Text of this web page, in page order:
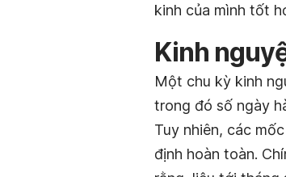
kinh của mình tốt
Kinh
Một chu kỳ kinh
trong đó số ngày
Tuy nhiên, các
định hoàn toàn.